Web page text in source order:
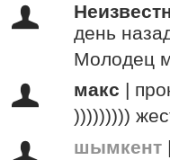
день
Молодец
макс |
)))))))))
шымкент |